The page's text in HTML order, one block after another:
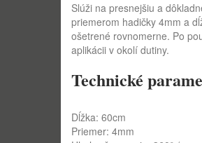
Slúži na presnejšiu a
priemerom hadičky 4mm a
ošetrené rovnomerne. Po
aplikácii v okolí dutiny.
Technické
Dĺžka: 60cm
Priemer: 4mm